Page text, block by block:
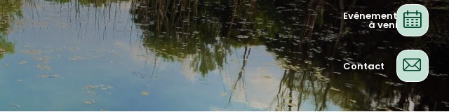
Evénements
à venir
Contact